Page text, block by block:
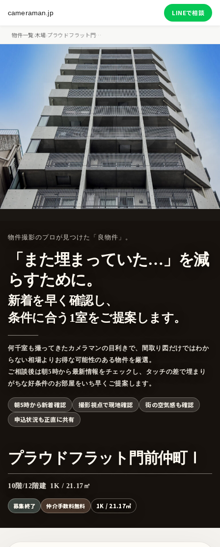
cameraman.jp LINEで相談
物件一覧›木場›プラウドフラット門…
物件撮影のプロが見つけた「良物件」。
「また埋まっていた…」を減
らすために。
新着を早く確認し、
条件に合う1室をご提案します。
何千室も撮ってきたカメラマンの目利きで、間取り図だけではわか
らない相場よりお得な可能性のある物件を厳選。
ご相談後は朝5時から最新情報をチェックし、タッチの差で埋まり
がちな好条件のお部屋をいち早くご提案します。
朝5時から新着確認 撮影視点で現地確認
街の空気感も確認
申込状況も正直に共有
プラウドフラット門前仲町Ⅰ
10階/12階建 1K / 21.17㎡
募集終了 仲介手数料無料 1K / 21.17㎡